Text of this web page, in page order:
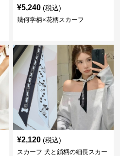
¥5,240 (税込)
幾何学柄×花柄スカーフ
¥2,120 (税込)
スカーフ 犬と鎖柄の細長スカー